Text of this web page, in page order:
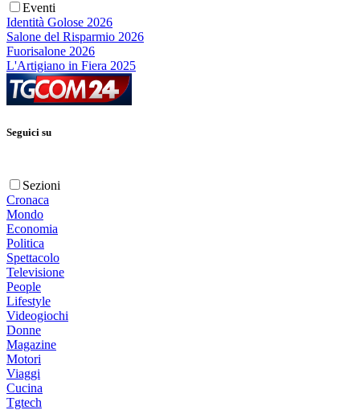
Eventi
Identità Golose 2026
Salone del Risparmio 2026
Fuorisalone 2026
L'Artigiano in Fiera 2025
Seguici su
Sezioni
Cronaca
Mondo
Economia
Politica
Spettacolo
Televisione
People
Lifestyle
Videogiochi
Donne
Magazine
Motori
Viaggi
Cucina
Tgtech